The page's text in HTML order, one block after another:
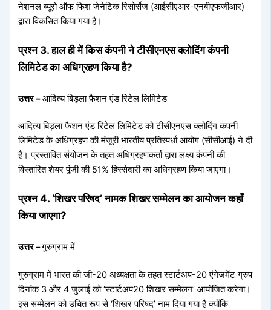
नेशनल ब्यूरो ऑफ फिश जेनेटिक रिसोर्सेज (आईसीएआर-एनबीएफजीआर)
द्वारा विकसित किया गया है।
प्रश्न 3. हाल ही में किस कंपनी ने टीसीएनएस क्लोदिंग कंपनी
लिमिटेड का अधिग्रहण किया है?
उत्तर –आदित्य बिड़ला फैशन एंड रिटेल लिमिटेड
आदित्य बिड़ला फैशन एंड रिटेल लिमिटेड को टीसीएनएस क्लोदिंग कंपनी
लिमिटेड के अधिग्रहण की मंजूरी भारतीय प्रतिस्पर्धा आयोग (सीसीआई) ने दी
है। प्रस्तावित संयोजन के तहत अधिग्रहणकर्ता द्वारा लक्ष्य कंपनी की
विस्तारित शेयर पूंजी की 51% हिस्सेदारी का अधिग्रहण किया जाएगा।
प्रश्न 4. ‘शिखर परिषद’ नामक शिखर सम्मेलन का आयोजन कहाँ
किया जाएगा?
उत्तर –गुरुग्राम में
गुरुग्राम में भारत की जी-20 अध्यक्षता के तहत स्टार्टअप-20 एंगेजमेंट ग्रुप
दिनांक 3 और 4 जुलाई को ‘स्टार्टअप20 शिखर सम्मेलन’ आयोजित करेगा।
इस सम्मेलन को उचित रूप से ‘शिखर परिषद’ नाम दिया गया है क्योंकि